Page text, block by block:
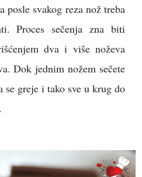
svakog reza nož treba
Proces sečenja zna biti
dva i više noževa
Dok jednim nožem sečete
se greje i tako sve u krug do